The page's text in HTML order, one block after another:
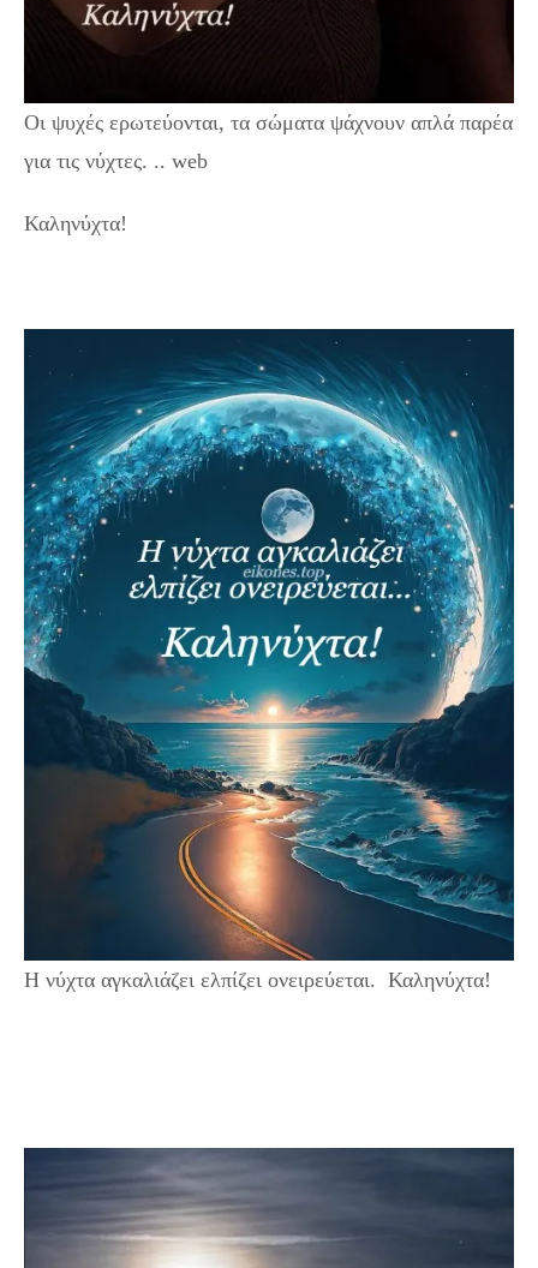
Οι ψυχές ερωτεύονται, τα σώματα ψάχνουν απλά παρέα
για τις νύχτες. .. web
Καληνύχτα!
Η νύχτα αγκαλιάζει ελπίζει ονειρεύεται. Καληνύχτα!